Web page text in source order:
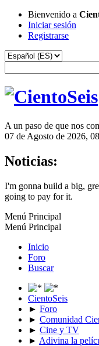
Bienvenido a
Iniciar sesión
Registrarse
A un paso de que nos
07 de Agosto de 2026,
Noticias:
I'm gonna build a big,
going to pay for it.
Menú Principal
Menú Principal
Inicio
Foro
Buscar
CientoSeis
► Foro
► Comunidad
► Cine y TV
► Adivina la